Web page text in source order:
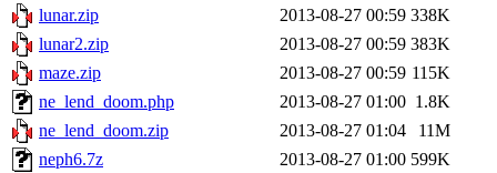
lunar.zip
2013-08-27 00:59 338K
lunar2.zip
2013-08-27 00:59 383K
maze.zip
2013-08-27 00:59 115K
ne_lend_doom.php
2013-08-27 01:00 1.8K
ne_lend_doom.zip
2013-08-27 01:04
11M
neph6.7z
2013-08-27 01:00 599K